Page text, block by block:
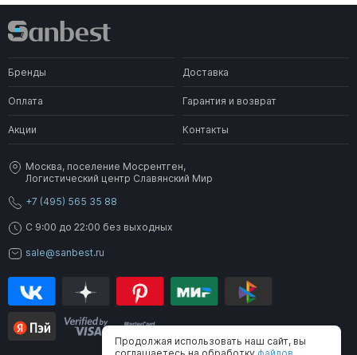
Бренды Доставка
Оплата Гарантия и возврат
Акции Контакты
Москва, поселение Мосрентген,
Логистический центр Славянский Мир
+7 (495) 565 35 88
C 9:00 до 22:00 без выходных
sale@sanbest.ru
Продолжая использовать наш сайт, вы